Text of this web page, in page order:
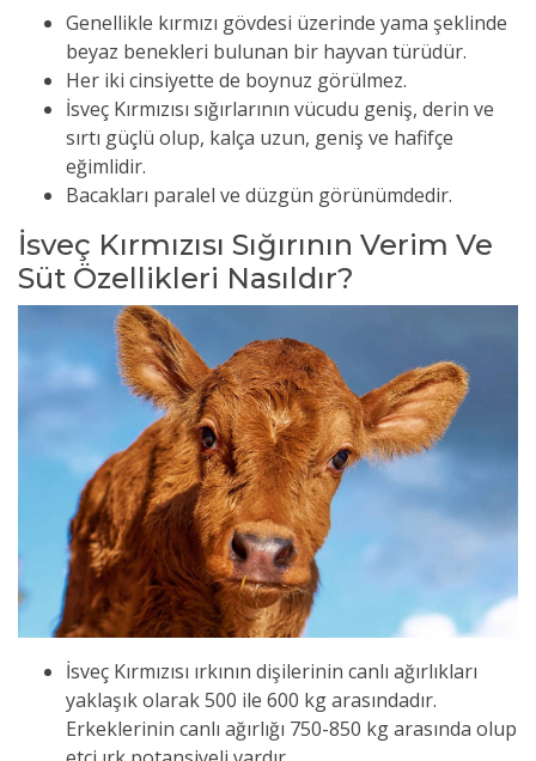
Genellikle kırmızı gövdesi üzerinde yama şeklinde
beyaz benekleri bulunan bir hayvan türüdür.
Her iki cinsiyette de boynuz görülmez.
İsveç Kırmızısı sığırlarının vücudu geniş, derin ve
sırtı güçlü olup, kalça uzun, geniş ve hafifçe
eğimlidir.
Bacakları paralel ve düzgün görünümdedir.
İsveç Kırmızısı Sığırının Verim Ve
Süt Özellikleri Nasıldır?
İsveç Kırmızısı ırkının dişilerinin canlı ağırlıkları
yaklaşık olarak 500 ile 600 kg arasındadır.
Erkeklerinin canlı ağırlığı 750-850 kg arasında olup